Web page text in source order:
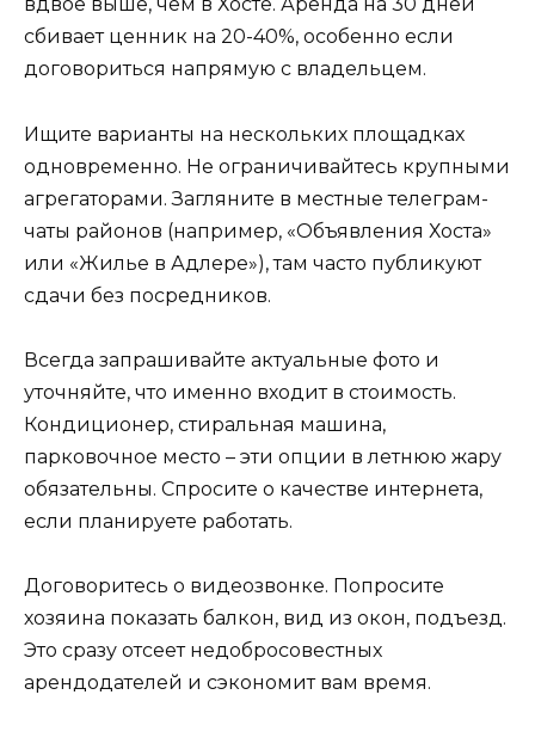
вдвое выше, чем в Хосте. Аренда на 30 дней
сбивает ценник на 20-40%, особенно если
договориться напрямую с владельцем.
Ищите варианты на нескольких площадках
одновременно. Не ограничивайтесь крупными
агрегаторами. Загляните в местные телеграм-
чаты районов (например, «Объявления Хоста»
или «Жилье в Адлере»), там часто публикуют
сдачи без посредников.
Всегда запрашивайте актуальные фото и
уточняйте, что именно входит в стоимость.
Кондиционер, стиральная машина,
парковочное место – эти опции в летнюю жару
обязательны. Спросите о качестве интернета,
если планируете работать.
Договоритесь о видеозвонке. Попросите
хозяина показать балкон, вид из окон, подъезд.
Это сразу отсеет недобросовестных
арендодателей и сэкономит вам время.